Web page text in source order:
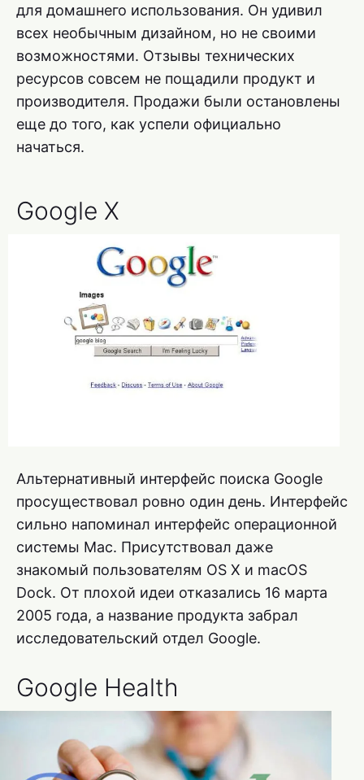
для домашнего использования. Он удивил
всех необычным дизайном, но не своими
возможностями. Отзывы технических
ресурсов совсем не пощадили продукт и
производителя. Продажи были остановлены
еще до того, как успели официально
начаться.
Google X
Альтернативный интерфейс поиска Google
просуществовал ровно один день. Интерфейс
сильно напоминал интерфейс операционной
системы Mac. Присутствовал даже
знакомый пользователям OS X и macOS
Dock. От плохой идеи отказались 16 марта
2005 года, а название продукта забрал
исследовательский отдел Google.
Google Health